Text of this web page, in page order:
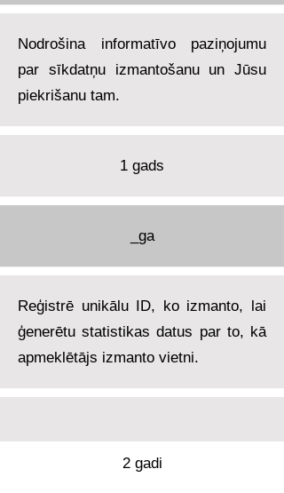
Nodrošina informatīvo paziņojumu
par sīkdatņu izmantošanu un Jūsu
piekrišanu tam.
1 gads
_ga
Reģistrē unikālu ID, ko izmanto, lai
ģenerētu statistikas datus par to, kā
apmeklētājs izmanto vietni.
2 gadi